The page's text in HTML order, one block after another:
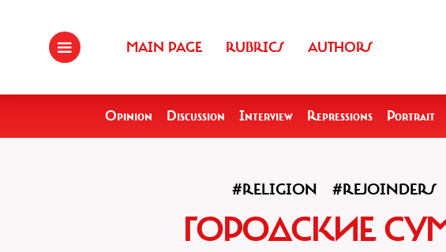
MAIN PAGE RUBRICS AUTHORS
Opinion Discussion Interview Repressions Portrait
#RELIGION #REJOINDERS
ГОРОДСКИЕ